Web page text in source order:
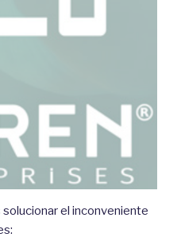
el inconveniente